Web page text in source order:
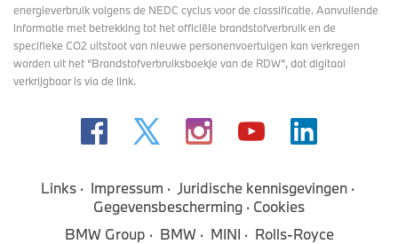
energieverbruik volgens de NEDC cyclus voor de classificatie. Aanvullende
informatie met betrekking tot het officiële brandstofverbruik en de
specifieke CO2 uitstoot van nieuwe personenvoertuigen kan verkregen
worden uit het “Brandstofverbruiksboekje van de RDW”, dat digitaal
verkrijgbaaris via de link.
Links Impressum
Juridische kennisgevingen
Gegevensbescherming
Cookies
BMW Group
BMW MINI Rolls-Royce